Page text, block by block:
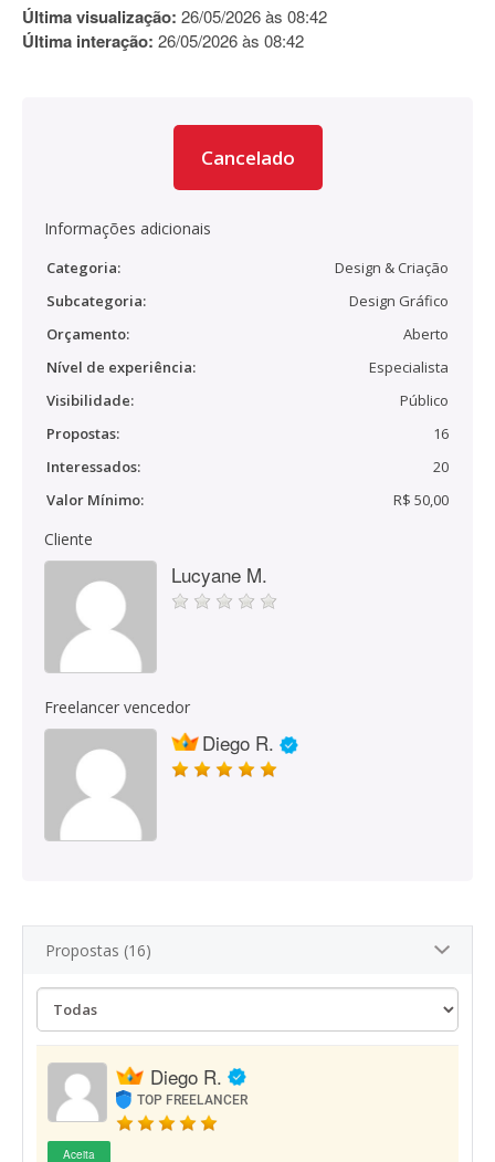
Última visualização: 26/05/2026 às 08:42
Última interação: 26/05/2026 às 08:42
Cancelado
Informações adicionais
Categoria:
Design & Criação
Subcategoria:
Design Gráfico
Orçamento:
Aberto
Nível de experiência:
Especialista
Visibilidade:
Público
Propostas:
16
Interessados:
20
Valor Mínimo:
R$ 50,00
Cliente
Lucyane M.
Freelancer vencedor
Diego R.
Propostas (16)
Diego R.
TOP FREELANCER
Aceita